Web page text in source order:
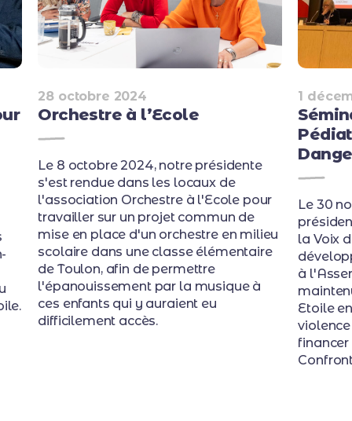
28 octobre 2024
Orchestre à l’Ecole
Le 8 octobre 2024, notre présidente
s'est rendue dans les locaux de
l'association Orchestre à l'Ecole pour
travailler sur un projet commun de
mise en place d'un orchestre en milieu
scolaire dans une classe élémentaire
de Toulon, afin de permettre
l'épanouissement par la musique à
ces enfants qui y auraient eu
difficilement accès.
1
Le 30
la Voix
à
Etoile
financer